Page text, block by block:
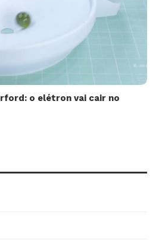
o elétron vai cair no